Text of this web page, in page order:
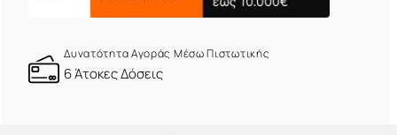
Δυνατότητα Αγοράς Μέσω Πιστωτικής
6 Άτοκες Δόσεις